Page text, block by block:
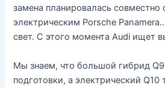
замена планировалась
электрическим Porsche
свет. С этого момента Audi ищет
Мы знаем, что большой гибрид Q9
подготовки, а электрический Q10